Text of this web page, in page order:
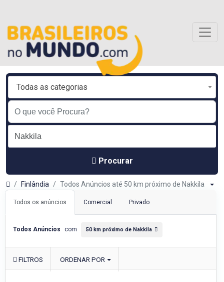
Todas as categorias
Procurar
Finlândia Todos Anúncios até 50 km próximo de Nakkila
Todos os anúncios Comercial Privado
Todos Anúncios com 50 km próximo de Nakkila
FILTROS ORDENAR POR